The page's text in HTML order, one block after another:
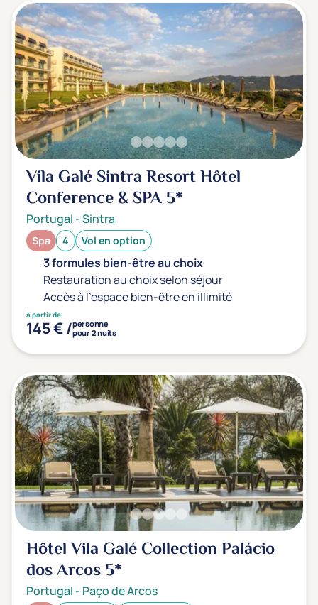
Vila Galé Sintra Resort Hôtel
Conference & SPA5*
Portugal -Sintra
Spa 4 Vol en option
3 formules bien-être au choix
Restauration au choix selon séjour
Accès à l'espace bien-être en illimité
à partir de
145 € /personne
pour 2 nuits
Hôtel Vila Galé Collection Palácio
dos Arcos5*
Portugal - Paço de Arcos